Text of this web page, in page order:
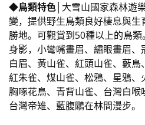
◆鳥類特色│ 大雪山國家森林遊
變，提供野生鳥類良好棲息與
勝地。可觀賞到50種以上的鳥
身影，小彎嘴畫眉、繡眼畫眉
白眉、黃山雀、紅頭山雀、藪
紅朱雀、煤山雀、松鴉、星鴉
胸啄花鳥、青背山雀、台灣白
台灣帝雉、藍腹鷴在林間漫步。